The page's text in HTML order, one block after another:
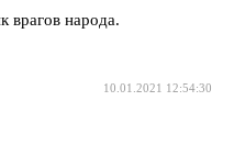
народа.
10.01.2021 12:54:30